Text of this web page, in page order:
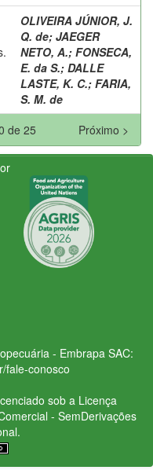
OLIVEIRA JÚNIOR, J.
Q. de; JAEGER
NETO, A.; FONSECA,
E. da S.; DALLE
LASTE, K. C.; FARIA,
S. M. de
de 25
Próximo >
- Embrapa SAC:
fale-conosco
sob a Licença
- SemDerivações